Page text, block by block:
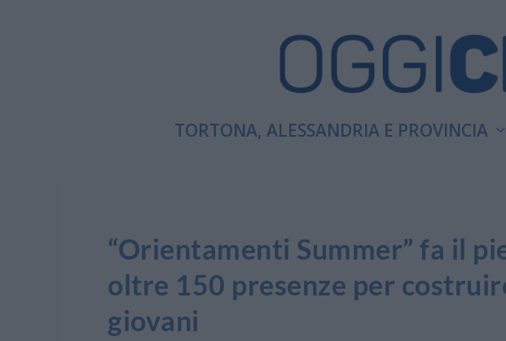
TORTONA, ALESSANDRIA E PROVINCIA
“Orientamenti Summer” fa il
oltre 150 presenze per
giovani